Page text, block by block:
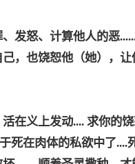
发怒、计算他人的恶
，也饶恕他（她）， 让
在义上发动.... 求你的
死在肉体的私欲中了....